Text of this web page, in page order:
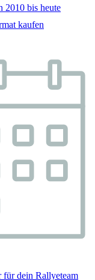
2010 bis heute
kaufen
für dein Rallyeteam